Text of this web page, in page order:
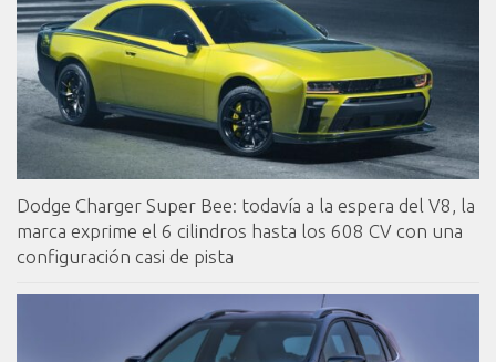
Dodge Charger Super Bee: todavía a la espera del V8, la
marca exprime el 6 cilindros hasta los 608 CV con una
configuración casi de pista